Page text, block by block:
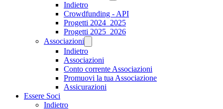
Indietro
Crowdfunding - API
Progetti 2024_2025
Progetti 2025_2026
Associazioni
Indietro
Associazioni
Conto corrente Associazioni
Promuovi la tua Associazione
Assicurazioni
Essere Soci
Indietro